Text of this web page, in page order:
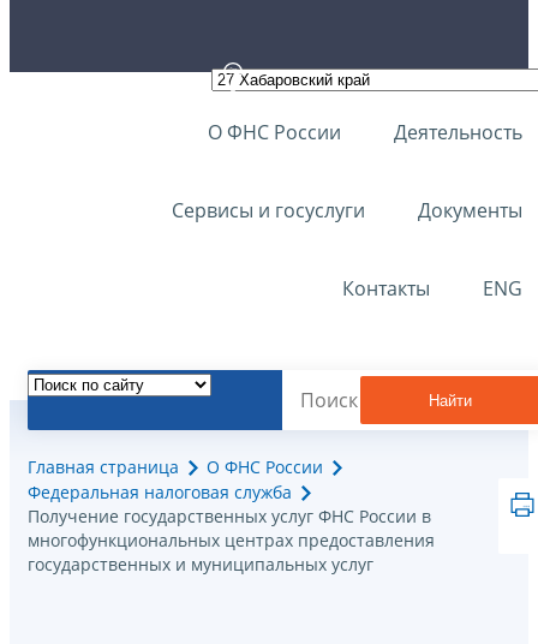
О ФНС России Деятельность
Сервисы и госуслуги Документы
Контакты ENG
Найти
Главная страница
О ФНС России
Федеральная налоговая служба
Получение государственных услуг ФНС России в
многофункциональных центрах предоставления
государственных и муниципальных услуг